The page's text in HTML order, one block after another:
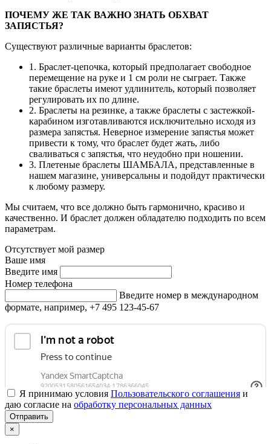
ПОЧЕМУ ЖЕ ТАК ВАЖНО ЗНАТЬ ОБХВАТ
ЗАПЯСТЬЯ?
Существуют различные варианты браслетов:
1. Браслет-цепочка, который предполагает свободное
перемещение на руке и 1 см роли не сыграет. Также
такие браслеты имеют удлинитель, который позволяет
регулировать их по длине.
2. Браслеты на резинке, а также браслеты с застежкой-
карабином изготавливаются исключительно исходя из
размера запястья. Неверное измерение запястья может
привести к тому, что браслет будет жать, либо
сваливаться с запястья, что неудобно при ношении.
3. Плетеные браслеты ШАМБАЛА, представленные в
нашем магазине, универсальны и подойдут практически
к любому размеру.
Мы считаем, что все должно быть гармонично, красиво и
качественно. И браслет должен обладателю подходить по всем
параметрам.
Отсутствует мой размер
Ваше имя
Введите имя
Номер телефона
Введите номер в международном
формате, например, +7 495 123-45-67
Я принимаю условия Пользовательского соглашения и
даю согласие на обработку персональных данных
×